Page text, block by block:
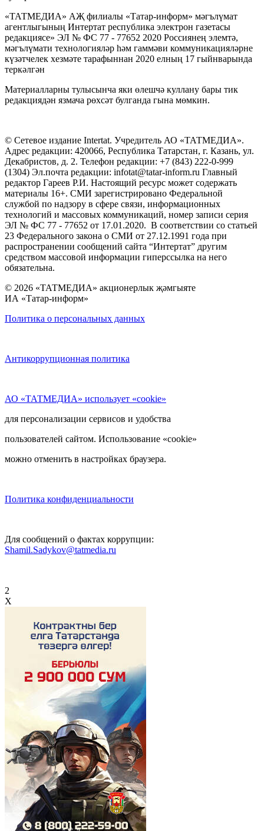
«ТАТМЕДИА» АҖ филиалы «Татар-информ» мәгълүмат
агентлыгының Интертат республика электрон газетасы
редакциясе» ЭЛ № ФС 77 - 77652 2020 Россиянең элемтә,
мәгълүмати технологияләр һәм гаммәви коммуникацияләрне
күзәтчелек хезмәте тарафыннан 2020 елның 17 гыйнварында
теркәлгән
Материалларны тулысынча яки өлешчә куллану бары тик
редакциядән язмача рөхсәт булганда гына мөмкин.
© Сетевое издание Intertat. Учредитель АО «ТАТМЕДИА».
Адрес редакции: 420066, Республика Татарстан, г. Казань, ул.
Декабристов, д. 2. Телефон редакции: +7 (843) 222-0-999
(1304) Эл.почта редакции: infotat@tatar-inform.ru Главный
редактор Гареев Р.И. Настоящий ресурс может содержать
материалы 16+. СМИ зарегистрировано Федеральной
службой по надзору в сфере связи, информационных
технологий и массовых коммуникаций, номер записи серия
ЭЛ № ФС 77 - 77652 от 17.01.2020. В соответствии со статьей
23 Федерального закона о СМИ от 27.12.1991 года при
распространении сообщений сайта “Интертат” другим
средством массовой информации гиперссылка на него
обязательна.
© 2026 «ТАТМЕДИА» акционерлык җәмгыяте
ИА «Татар-информ»
Политика о персональных данных
Антикоррупционная политика
АО «ТАТМЕДИА» использует «cookie»
для персонализации сервисов и удобства
пользователей сайтом. Использование «cookie»
можно отменить в настройках браузера.
Политика конфиденциальности
Для сообщений о фактах коррупции:
Shamil.Sadykov@tatmedia.ru
2
X